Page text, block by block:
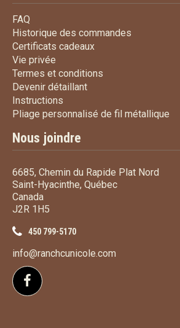
FAQ
Historique des commandes
Certificats cadeauxCertificats cadeaux
Vie privée
Termes et conditions
Devenir détaillantDevenir détaillant
Instructions
Pliage personnalisé de fil métallique
Nous joindre
6685, Chemin du Rapide Plat Nord
Saint-Hyacinthe, Québec
Canada
J2R 1H5
450 799-5170
info@ranchcunicole.com
Suivez-nous sur Facebook